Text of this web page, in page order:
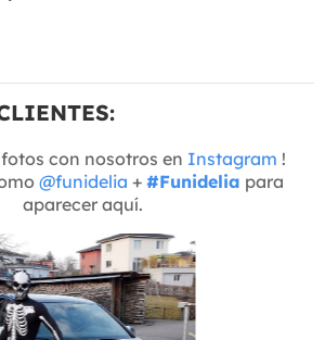
con nosotros en Instagram !
@funidelia + #Funidelia para
aparecer aquí.